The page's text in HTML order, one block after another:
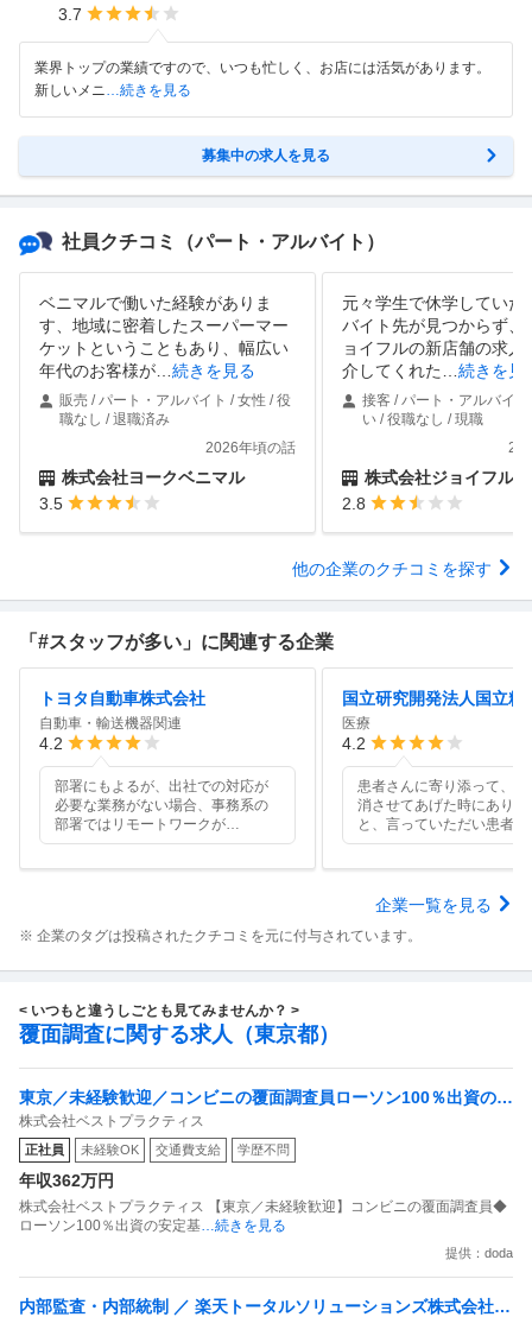
3.7
業界トップの業績ですので、いつも忙しく、お店には活気があります。
新しいメニ
…続きを見る
募集中の求人を見る
社員クチコミ （パート・アルバイト）
ベニマルで働いた経験がありま
す、地域に密着したスーパーマー
ケットということもあり、幅広い
年代のお客様が
続きを見る
販売 / パート・アルバイト / 女性 / 役
職なし / 退職済み
2026年頃の話
株式会社ヨークベニマル
3.5
元々学生で休学していた
バイト先が見つからず、
ョイフルの新店舗の求人
介してくれた
続きを見
接客 / パート・アルバイ
い / 役職なし / 現職
株式会社ジョイフル
2.8
他の企業のクチコミを探す
「#スタッフが多い」に関連する企業
トヨタ自動車株式会社
自動車・輸送機器関連
4.2
部署にもよるが、出社での対応が
必要な業務がない場合、事務系の
部署ではリモートワークが
医療
4.2
患者さんに寄り添って、不
消させてあげた時にありが
と、言っていただい患者さ
企業一覧を見る
※ 企業のタグは投稿されたクチコミを元に付与されています。
< いつもと違うしごとも見てみませんか？ >
覆面調査に関する求人（東京都）
東京／未経験歓迎／コンビニの覆面調査員ローソン100％出資の安
定基盤／月５日在宅／残業月10時間
株式会社ベストプラクティス
正社員 未経験OK 交通費支給 学歴不問
年収362万円
株式会社ベストプラクティス 【東京／未経験歓迎】コンビニの覆面調査員◆
ローソン100％出資の安定基 …続きを見る
提供：doda
内部監査・内部統制 ／ 楽天トータルソリューションズ株式会社